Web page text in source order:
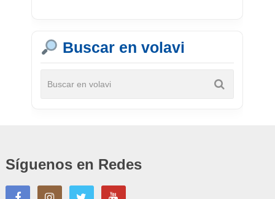
Buscar en volavi
Síguenos en Redes